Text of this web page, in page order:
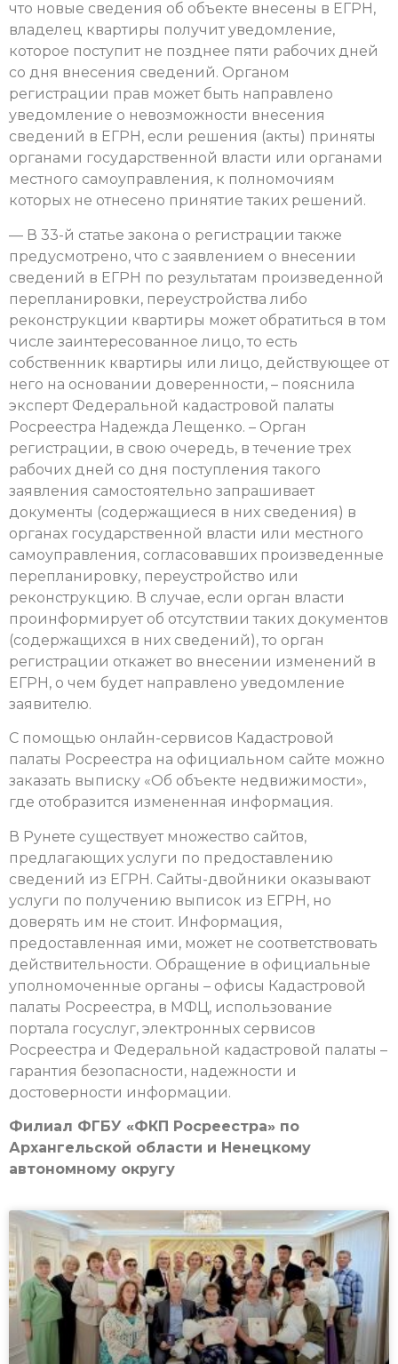
что новые сведения об объекте внесены в ЕГРН,
владелец квартиры получит уведомление,
которое поступит не позднее пяти рабочих дней
со дня внесения сведений. Органом
регистрации прав может быть направлено
уведомление о невозможности внесения
сведений в ЕГРН, если решения (акты) приняты
органами государственной власти или органами
местного самоуправления, к полномочиям
которых не отнесено принятие таких решений.
— В 33-й статье закона о регистрации также
предусмотрено, что с заявлением о внесении
сведений в ЕГРН по результатам произведенной
перепланировки, переустройства либо
реконструкции квартиры может обратиться в том
числе заинтересованное лицо, то есть
собственник квартиры или лицо, действующее от
него на основании доверенности, – пояснила
эксперт Федеральной кадастровой палаты
Росреестра Надежда Лещенко. – Орган
регистрации, в свою очередь, в течение трех
рабочих дней со дня поступления такого
заявления самостоятельно запрашивает
документы (содержащиеся в них сведения) в
органах государственной власти или местного
самоуправления, согласовавших произведенные
перепланировку, переустройство или
реконструкцию. В случае, если орган власти
проинформирует об отсутствии таких документов
(содержащихся в них сведений), то орган
регистрации откажет во внесении изменений в
ЕГРН, о чем будет направлено уведомление
заявителю.
С помощью онлайн-сервисов Кадастровой
палаты Росреестра на официальном сайте можно
заказать выписку «Об объекте недвижимости»,
где отобразится измененная информация.
В Рунете существует множество сайтов,
предлагающих услуги по предоставлению
сведений из ЕГРН. Сайты-двойники оказывают
услуги по получению выписок из ЕГРН, но
доверять им не стоит. Информация,
предоставленная ими, может не соответствовать
действительности. Обращение в официальные
уполномоченные органы – офисы Кадастровой
палаты Росреестра, в МФЦ, использование
портала госуслуг, электронных сервисов
Росреестра и Федеральной кадастровой палаты –
гарантия безопасности, надежности и
достоверности информации.
Филиал ФГБУ «ФКП Росреестра» по
Архангельской области и Ненецкому
автономному округу